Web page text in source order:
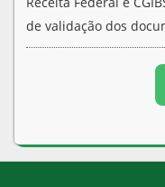
de validação dos